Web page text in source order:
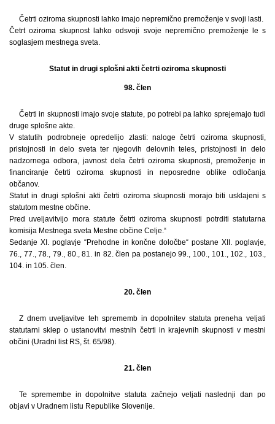
Četrti oziroma skupnosti lahko imajo nepremično premoženje v svoji lasti.
Četrt oziroma skupnost lahko odsvoji svoje nepremično premoženje le s
soglasjem mestnega sveta.
Statut in drugi splošni akti četrti oziroma skupnosti
98. člen
Četrti in skupnosti imajo svoje statute, po potrebi pa lahko sprejemajo tudi
druge splošne akte.
V statutih podrobneje opredelijo zlasti: naloge četrti oziroma skupnosti,
pristojnosti in delo sveta ter njegovih delovnih teles, pristojnosti in delo
nadzornega odbora, javnost dela četrti oziroma skupnosti, premoženje in
financiranje četrti oziroma skupnosti in neposredne oblike odločanja
občanov.
Statut in drugi splošni akti četrti oziroma skupnosti morajo biti usklajeni s
statutom mestne občine.
Pred uveljavitvijo mora statute četrti oziroma skupnosti potrditi statutarna
komisija Mestnega sveta Mestne občine Celje.“
Sedanje XI. poglavje “Prehodne in končne določbe“ postane XII. poglavje,
76., 77., 78., 79., 80., 81. in 82. člen pa postanejo 99., 100., 101., 102., 103.,
104. in 105. člen.
20. člen
Z dnem uveljavitve teh sprememb in dopolnitev statuta preneha veljati
statutarni sklep o ustanovitvi mestnih četrti in krajevnih skupnosti v mestni
občini (Uradni list RS, št. 65/98).
21. člen
Te spremembe in dopolnitve statuta začnejo veljati naslednji dan po
objavi v Uradnem listu Republike Slovenije.